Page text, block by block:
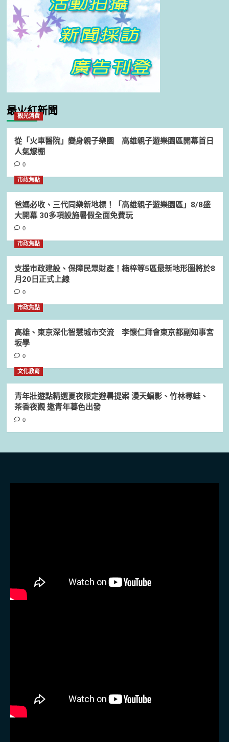
最火紅新聞
觀光消費
從「火車醫院」變身親子樂園 高雄親子遊樂園區開幕首日
人氣爆棚
0
市政焦點
爸媽必收、三代同樂新地標！「高雄親子遊樂園區」8/8盛
大開幕 30多項設施暑假全面免費玩
0
市政焦點
支援市政建設、保障民眾財產！楠梓等5區最新地形圖將於8
月20日正式上線
0
市政焦點
高雄、東京深化智慧城市交流 李懷仁拜會東京都副知事宮
坂學
0
文化教育
青年壯遊點精選夏夜限定避暑提案 漫天蝠影、竹林尋蛙、
茶香夜觀 邀青年暮色出發
0